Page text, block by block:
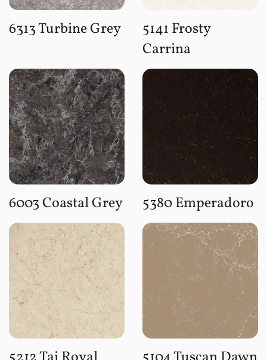
6313 Turbine Grey
5141 Frosty
Carrina
6003 Coastal Grey 5380 Emperadoro